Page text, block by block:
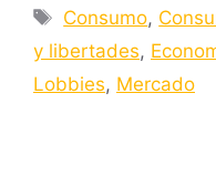
Etiquetas
Consumo,
y libertades,
Lobbies, Mercado